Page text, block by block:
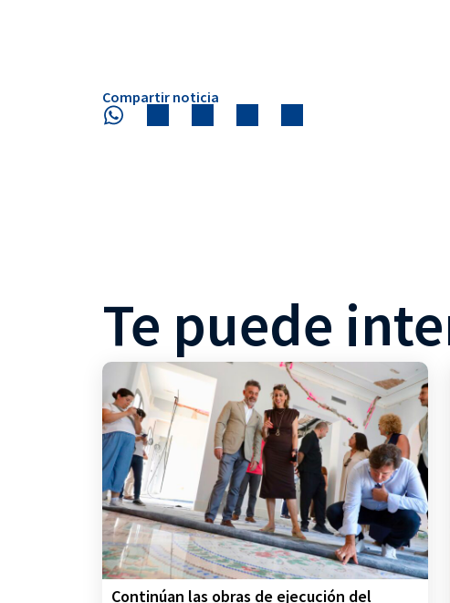
Compartir noticia
Te puede
Continúan las obras de ejecución del